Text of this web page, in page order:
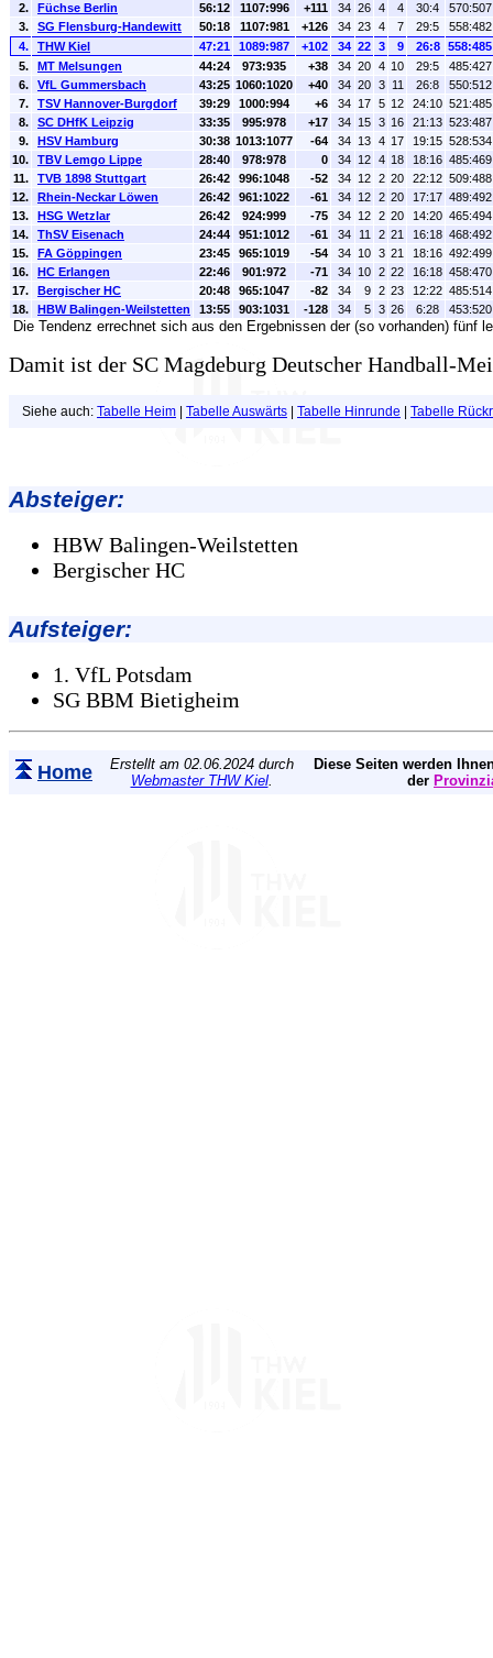
2.
Füchse Berlin 56:12 1107:996 +111 34 26 4 4 30:4
570:507
3.
SG Flensburg-Handewitt 50:18 1107:981 +126 34 23 4 7 29:5
558:482
4.
THW Kiel 47:21 1089:987 +102 34 22 3 9 26:8
558:485
5.
MT Melsungen 44:24 973:935 +38 34 20 4 10 29:5
485:427
6.
VfL Gummersbach 43:25 1060:1020 +40 34 20 3 11 26:8
550:512
7.
TSV Hannover-Burgdorf 39:29 1000:994 +6 34 17 5 12 24:10 521:485
8.
SC DHfK Leipzig 33:35 995:978 +17 34 15 3 16 21:13 523:487
9.
HSV Hamburg 30:38 1013:1077 -64 34 13 4 17 19:15 528:534
10.
TBV Lemgo Lippe 28:40 978:978 0 34 12 4 18 18:16 485:469
11.
TVB 1898 Stuttgart 26:42 996:1048 -52 34 12 2 20 22:12 509:488
12.
Rhein-Neckar Löwen 26:42 961:1022 -61 34 12 2 20 17:17 489:492
13.
HSG Wetzlar 26:42 924:999 -75 34 12 2 20 14:20 465:494
14.
ThSV Eisenach 24:44 951:1012 -61 34 11 2 21 16:18 468:492
15.
FA Göppingen 23:45 965:1019 -54 34 10 3 21 18:16 492:499
16.
HC Erlangen 22:46 901:972 -71 34 10 2 22 16:18 458:470
17.
Bergischer HC 20:48 965:1047 -82 34 9 2 23 12:22 485:514
18.
HBW Balingen-Weilstetten 13:55 903:1031 -128 34 5 3 26 6:28 453:520
Die Tendenz errechnet sich aus den Ergebnissen der (so vorhanden) fünf
Damit ist der SC Magdeburg Deutscher Handball-
Siehe auch: Tabelle Heim Tabelle Auswärts Tabelle Hinrunde Tabelle
Absteiger:
HBW Balingen-Weilstetten
Bergischer HC
Aufsteiger:
1. VfL Potsdam
SG BBM Bietigheim
Home
Erstellt am 02.06.2024 durch
Webmaster THW Kiel.
Diese Seiten werden
der